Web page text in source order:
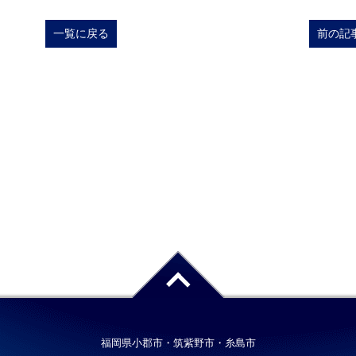
一覧に戻る 前の記
福岡県小郡市・筑紫野市・糸島市